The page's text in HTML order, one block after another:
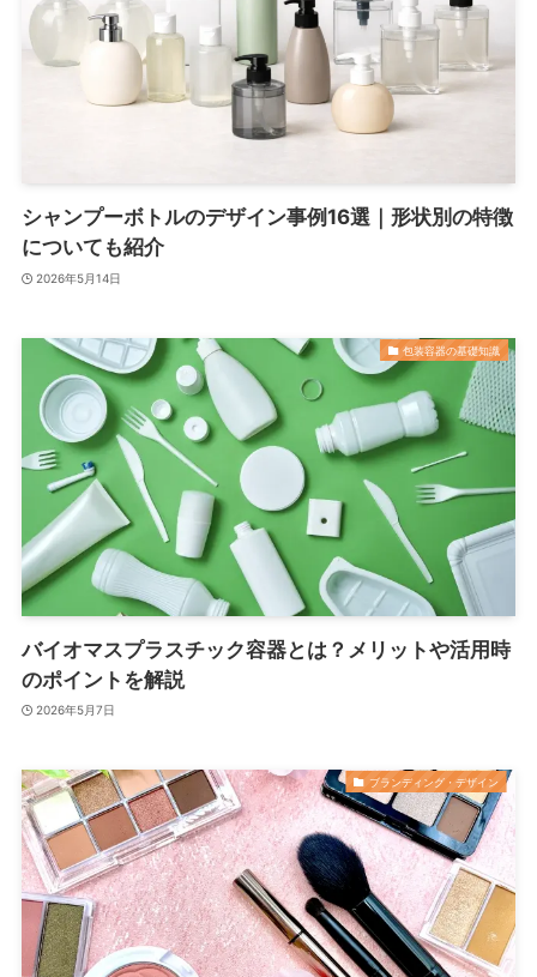
シャンプーボトルのデザイン事例16選｜形状別の特徴
についても紹介
2026年5月14日
包装容器の基礎知識
バイオマスプラスチック容器とは？メリットや活用時
のポイントを解説
2026年5月7日
ブランディング・デザイン